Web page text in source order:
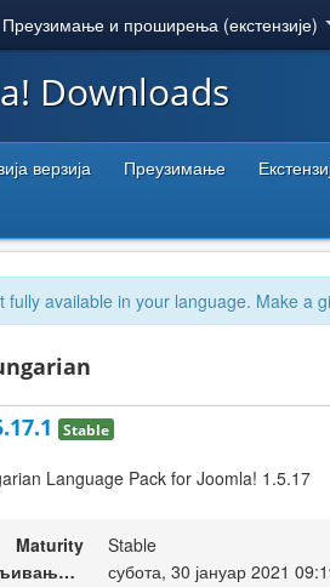
Преузимање и проширења (екстензије)
Downloads
верзија Преузимање
fully available in your language. Make a
Stable
Language Pack for Joomla! 1.5.17
Maturity
Stable
Датум објављивања верзије
субота, 30 јануар 2021